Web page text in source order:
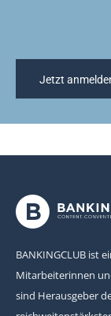
Jetzt
BANKINGCLUB ist
Mitarbeiterinnen
sind Herausgeber